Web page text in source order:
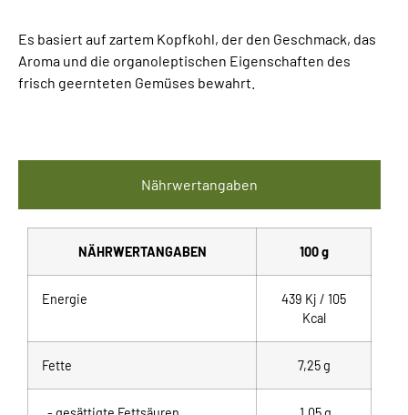
Es basiert auf zartem Kopfkohl, der den Geschmack, das
Aroma und die organoleptischen Eigenschaften des
frisch geernteten Gemüses bewahrt.
Nährwertangaben
NÄHRWERTANGABEN 100 g
Energie
439 Kj / 105
Kcal
Fette 7,25 g